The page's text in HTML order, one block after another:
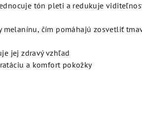
tón pleti a redukuje
melanínu, čím pomáhajú zosvetliť
jej zdravý vzhľad
a komfort pokožky